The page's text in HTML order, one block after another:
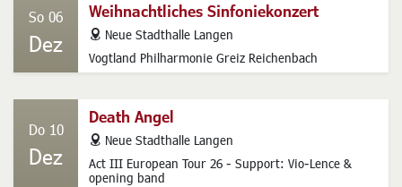
Weihnachtliches Sinfoniekonzert
Vogtland Philharmonie Greiz Reichenbach
So 06
Dez
address
Neue Stadthalle Langen
Death Angel
Act III European Tour 26 - Support: Vio-Lence &
opening band
Do 10
Dez
address
Neue Stadthalle Langen